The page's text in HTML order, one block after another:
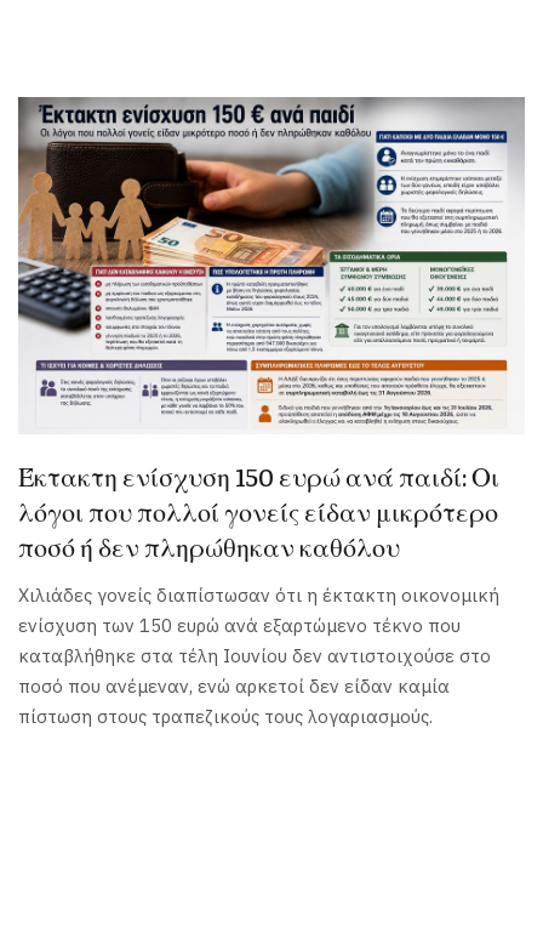
Έκτακτη ενίσχυση 150 ευρώ ανά παιδί: Οι
λόγοι που πολλοί γονείς είδαν μικρότερο
ποσό ή δεν πληρώθηκαν καθόλου
Χιλιάδες γονείς διαπίστωσαν ότι η έκτακτη οικονομική
ενίσχυση των 150 ευρώ ανά εξαρτώμενο τέκνο που
καταβλήθηκε στα τέλη Ιουνίου δεν αντιστοιχούσε στο
ποσό που ανέμεναν, ενώ αρκετοί δεν είδαν καμία
πίστωση στους τραπεζικούς τους λογαριασμούς.